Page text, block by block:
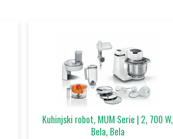
Kuhinjski robot, MUM Serie | 2, 700 W,
Bela, Bela